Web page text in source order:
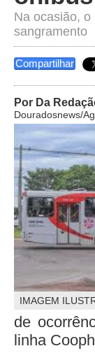
Na ocasião,
sangramento
Compartilhar
Por Da
Douradosnews/
IMAGEM
de
linha